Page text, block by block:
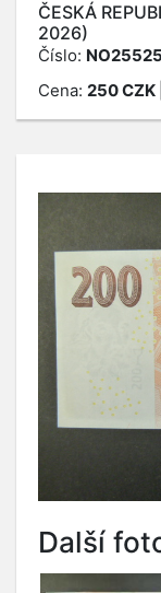
ČESKÁ
2026)
Číslo: NO25525
Cena: 250CZK
Další